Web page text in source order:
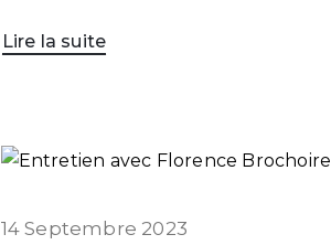
Lire la suite
14 Septembre 2023